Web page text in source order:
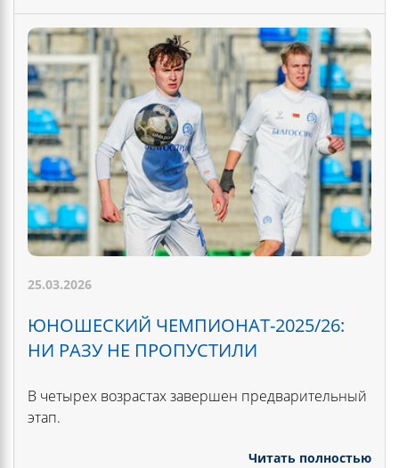
25.03.2026
ЮНОШЕСКИЙ ЧЕМПИОНАТ-2025/26:
НИ РАЗУ НЕ ПРОПУСТИЛИ
В четырех возрастах завершен предварительный
этап.
Читать полностью